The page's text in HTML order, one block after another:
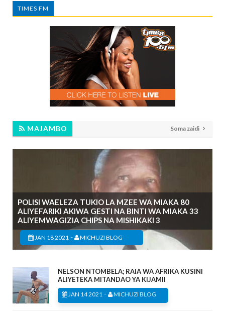
TIMES FM
MAJAMBO Soma zaidi
POLISI WAELEZA TUKIO LA MZEE WA MIAKA 80
ALIYEFARIKI AKIWA GESTI NA BINTI WA MIAKA 33
ALIYEMWAGIZIA CHIPS NA MISHIKAKI 3
JAN 18 2021 - MICHUZI BLOG
NELSON NTOMBELA; RAIA WA AFRIKA KUSINI
ALIYETEKA MITANDAO YA KIJAMII
JAN 14 2021 - MICHUZI BLOG